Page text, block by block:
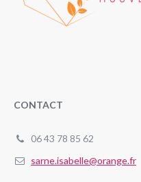
CONTACT
06 43 78 85 62
sarne.isabelle@orange.fr